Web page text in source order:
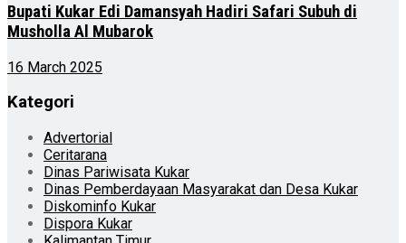
Bupati Kukar Edi Damansyah Hadiri Safari Subuh di
Musholla Al Mubarok
16 March 2025
Kategori
Advertorial
Ceritarana
Dinas Pariwisata Kukar
Dinas Pemberdayaan Masyarakat dan Desa Kukar
Diskominfo Kukar
Dispora Kukar